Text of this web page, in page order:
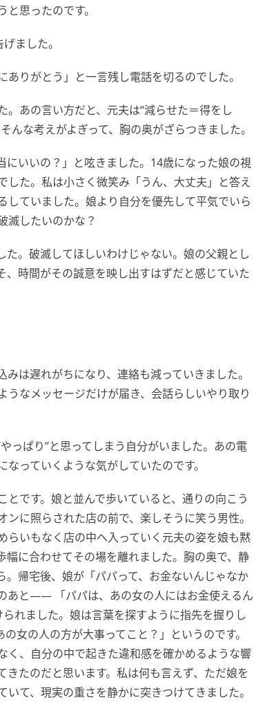
思ったのです。
ました。
りがとう」と一言残し電話を切るのでした。
あの言い方だと、元夫は“減らせた＝得をし
んな考えがよぎって、胸の奥がざらつきました。
にいいの？」と呟きました。14歳になった娘の視
た。私は小さく微笑み「うん、大丈夫」と答え
していました。娘より自分を優先して平気でいら
したいのかな？
。破滅してほしいわけじゃない。娘の父親とし
時間がその誠意を映し出すはずだと感じていた
は遅れがちになり、連絡も減っていきました。
なメッセージだけが届き、会話らしいやり取り
っぱり”と思ってしまう自分がいました。あの電
っていくような気がしていたのです。
です。娘と並んで歩いていると、通りの向こう
に照らされた店の前で、楽しそうに笑う男性。
いもなく店の中へ入っていく元夫の姿を娘も黙
に合わせてその場を離れました。胸の奥で、静
帰宅後、娘が「パパって、お金ないんじゃなか
あと―― 「パパは、あの女の人にはお金使えるん
れました。娘は言葉を探すように指先を握りし
女の人の方が大事ってこと？」というのです。
く、自分の中で起きた違和感を確かめるような響
たのだと思います。私は何も言えず、ただ娘を
て、現実の重さを静かに突きつけてきました。